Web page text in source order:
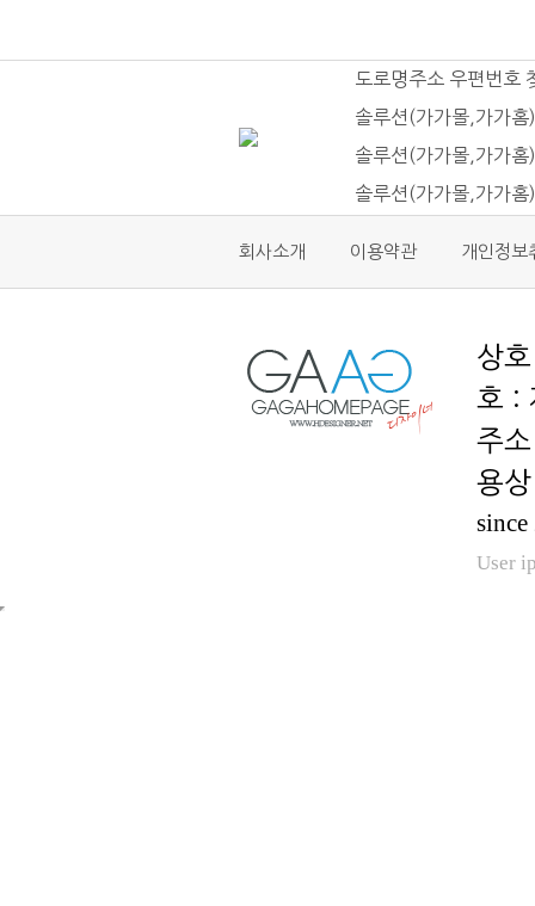
도로명주소 우편번호
솔루션(가가몰,가가
솔루션(가가몰,가가
솔루션(가가몰,가가
회사소개 이용약관 개인정보
호 :
용
User